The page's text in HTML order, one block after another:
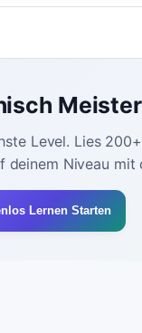
Level. Lies
deinem Niveau mit
Lernen Starten